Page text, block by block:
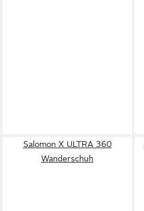
Salomon X ULTRA 360
Wanderschuh